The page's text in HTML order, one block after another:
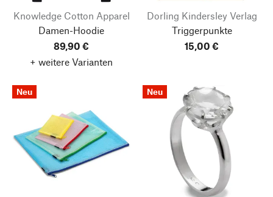
Knowledge Cotton Apparel
Damen-Hoodie
89,90 €
+ weitere Varianten
Dorling Kindersley Verlag
Triggerpunkte
15,00 €
Neu Neu